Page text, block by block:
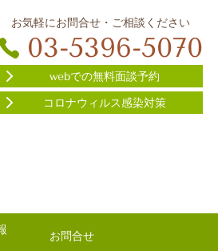
お気軽にお問合せ・ご相談ください
03-5396-5070
webでの無料面談予約
コロナウィルス感染対策
お問合せ